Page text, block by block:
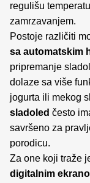
regulišu
zamrzavanjem.
Postoje različiti
sa automatskim
pripremanje
dolaze sa više
jogurta ili mekog
sladoled često
savršeno za
porodicu.
Za one koji traže
digitalnim